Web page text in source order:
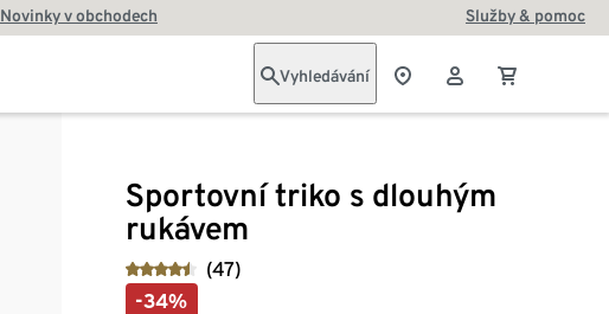
Novinky v obchodech Služby & pomoc
Vyhledávání
Sportovní triko s dlouhým
rukávem
(47)
-34%